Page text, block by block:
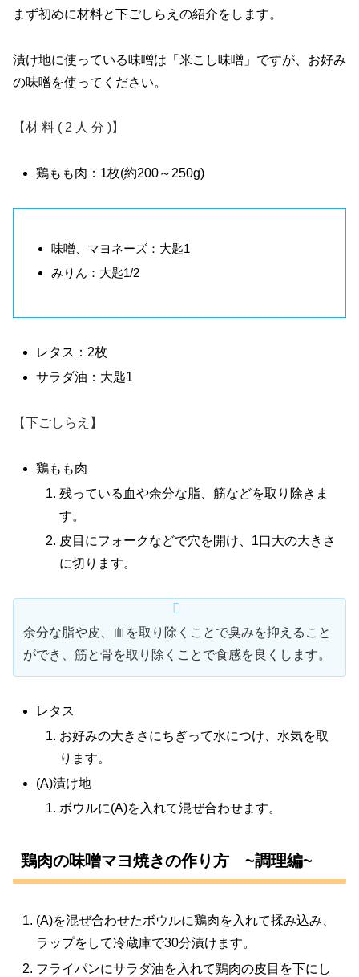
まず初めに材料と下ごしらえの紹介をします。
漬け地に使っている味噌は「米こし味噌」ですが、お好み
の味噌を使ってください。
【材 料 ( 2 人 分 )】
鶏もも肉：1枚(約200～250g)
味噌、マヨネーズ：大匙1
みりん：大匙1/2
レタス：2枚
サラダ油：大匙1
【下ごしらえ】
鶏もも肉
残っている血や余分な脂、筋などを取り除きま
す。
皮目にフォークなどで穴を開け、1口大の大きさ
に切ります。
余分な脂や皮、血を取り除くことで臭みを抑えること
ができ、筋と骨を取り除くことで食感を良くします。
レタス
お好みの大きさにちぎって水につけ、水気を取
ります。
(A)漬け地
ボウルに(A)を入れて混ぜ合わせます。
鶏肉の味噌マヨ焼きの作り方 ~調理編~
(A)を混ぜ合わせたボウルに鶏肉を入れて揉み込み、
ラップをして冷蔵庫で30分漬けます。
フライパンにサラダ油を入れて鶏肉の皮目を下にし